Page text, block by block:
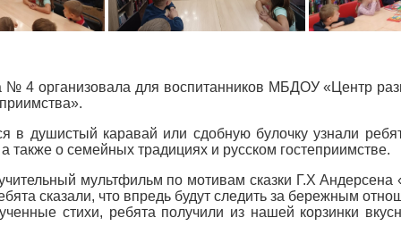
4 организовала для воспитанников МБДОУ «Центр
в душистый каравай или сдобную булочку узнали
о семейных традициях и русском гостеприимстве.
мультфильм по мотивам сказки Г.Х Андерсена
сказали, что впредь будут следить за бережным
стихи, ребята получили из нашей корзинки